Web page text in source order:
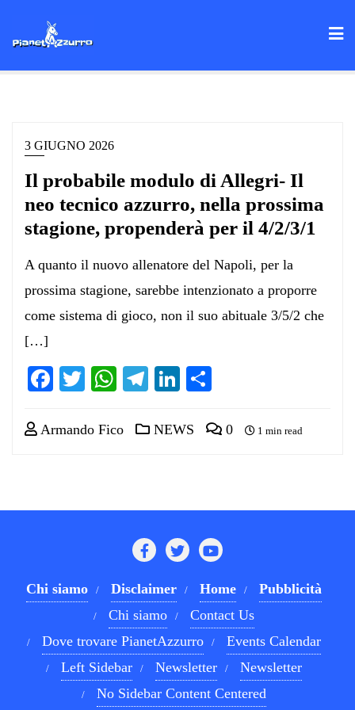
3 GIUGNO 2026
Il probabile modulo di Allegri- Il
neo tecnico azzurro, nella prossima
stagione, propenderà per il 4/2/3/1
A quanto il nuovo allenatore del Napoli, per la
prossima stagione, sarebbe intenzionato a proporre
come sistema di gioco, non il suo abituale 3/5/2 che
[…]
Facebook
TwitterWhatsApp
Telegram
LinkedIn
Armando Fico NEWS 0 1 min read
Chi siamo Disclaimer Home
Pubblicità
Chi siamo
Contact Us
Dove trovare PianetAzzurro
Events Calendar
Left Sidebar
Newsletter
Newsletter
No Sidebar Content Centered